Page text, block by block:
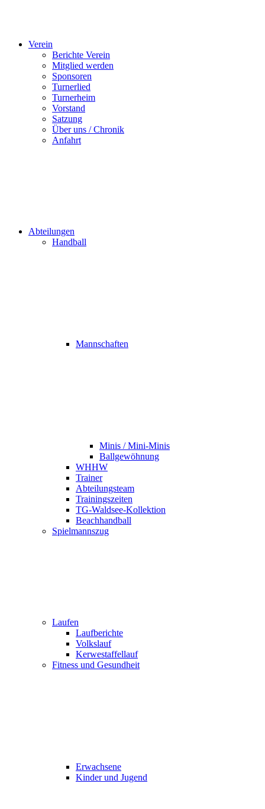
Verein
Berichte Verein
Mitglied werden
Sponsoren
Turnerlied
Turnerheim
Vorstand
Satzung
Über uns / Chronik
Anfahrt
Abteilungen
Handball
Mannschaften
Minis / Mini-Minis
Ballgewöhnung
WHHW
Trainer
Abteilungsteam
Trainingszeiten
TG-Waldsee-Kollektion
Beachhandball
Spielmannszug
Laufen
Laufberichte
Volkslauf
Kerwestaffellauf
Fitness und Gesundheit
Erwachsene
Kinder und Jugend